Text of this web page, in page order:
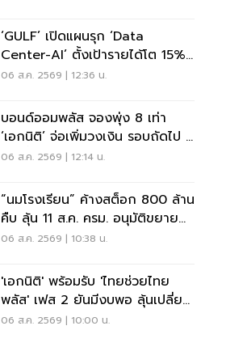
‘GULF’ เปิดแผนรุก ‘Data
Center-AI’ ตั้งเป้ารายได้โต 15%
เดินหน้าลงทุนยุโรป
06 ส.ค. 2569 | 12:36 น.
บอนด์ออมพลัส จองพุ่ง 8 เท่า
‘เอกนิติ’ จ่อเพิ่มวงเงิน รอบถัดไป 4
ก.ย.นี้
06 ส.ค. 2569 | 12:14 น.
“นมโรงเรียน” ค้างสต็อก 800 ล้าน
คืบ ลุ้น 11 ส.ค. ครม. อนุมัติขยาย
ถึง ม.3
06 ส.ค. 2569 | 10:38 น.
'เอกนิติ' พร้อมรับ 'ไทยช่วยไทย
พลัส' เฟส 2 ยันมีงบพอ ลุ้นเปลี่ยน
สูตรคืน 'คนละครึ่ง'
06 ส.ค. 2569 | 10:00 น.